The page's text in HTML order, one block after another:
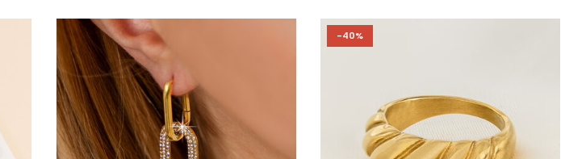
-40%